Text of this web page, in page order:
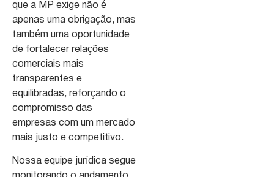
que a MP exige não é
apenas uma obrigação, mas
também uma oportunidade
de fortalecer relações
comerciais mais
transparentes e
equilibradas, reforçando o
compromisso das
empresas com um mercado
mais justo e competitivo.
Nossa equipe jurídica segue